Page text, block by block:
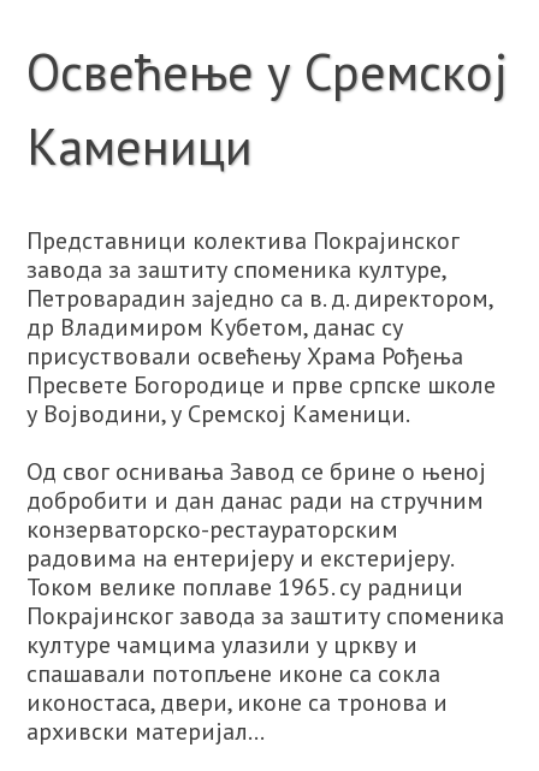
Освећење у Сремској
Каменици
Представници колектива Покрајинског
завода за заштиту споменика културе,
Петроварадин заједно са в. д. директором,
др Владимиром Кубетом, данас су
присуствовали освећењу Храма Рођења
Пресвете Богородице и прве српске школе
у Војводини, у Сремској Каменици.
Од свог оснивања Завод се брине о њеној
добробити и дан данас ради на стручним
конзерваторско-рестаураторским
радовима на ентеријеру и екстеријеру.
Током велике поплаве 1965. су радници
Покрајинског завода за заштиту споменика
културе чамцима улазили у цркву и
спашавали потопљене иконе са сокла
иконостаса, двери, иконе са тронова и
архивски материјал...